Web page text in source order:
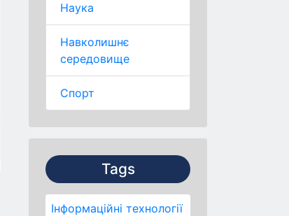
Наука
Навколишнє
середовище
Спорт
Tags
Інформаційні технології